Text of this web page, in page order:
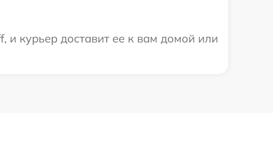
и курьер доставит ее к вам домой или